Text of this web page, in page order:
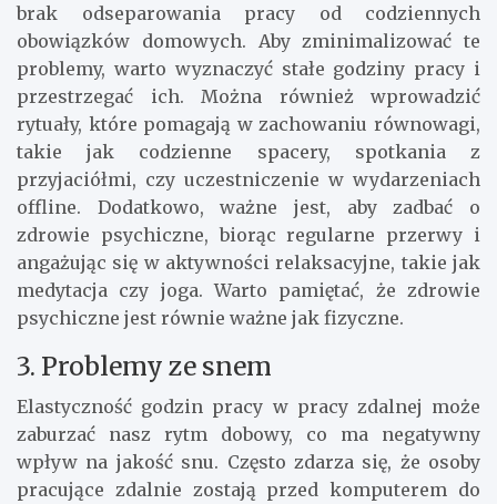
brak odseparowania pracy od codziennych
obowiązków domowych. Aby zminimalizować te
problemy, warto wyznaczyć stałe godziny pracy i
przestrzegać ich. Można również wprowadzić
rytuały, które pomagają w zachowaniu równowagi,
takie jak codzienne spacery, spotkania z
przyjaciółmi, czy uczestniczenie w wydarzeniach
offline. Dodatkowo, ważne jest, aby zadbać o
zdrowie psychiczne, biorąc regularne przerwy i
angażując się w aktywności relaksacyjne, takie jak
medytacja czy joga. Warto pamiętać, że zdrowie
psychiczne jest równie ważne jak fizyczne.
3. Problemy ze snem
Elastyczność godzin pracy w pracy zdalnej może
zaburzać nasz rytm dobowy, co ma negatywny
wpływ na jakość snu. Często zdarza się, że osoby
pracujące zdalnie zostają przed komputerem do